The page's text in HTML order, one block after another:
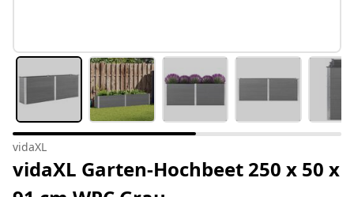
vidaXL
vidaXL Garten-Hochbeet 250 x 50 x